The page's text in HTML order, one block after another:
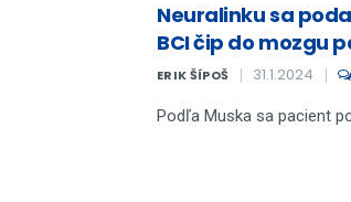
Neuralinku sa
BCI čip do mozgu
ERIK ŠÍPOŠ 31.1.2024
Podľa Muska sa pacient